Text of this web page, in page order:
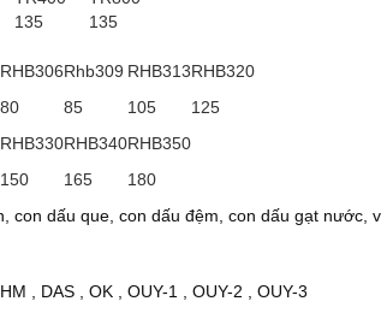
135
135
RHB306Rhb309 RHB313RHB320
80 85 105
125
RHB330RHB340RHB350
150 165
180
con dấu que, con dấu đệm, con dấu gạt
DAS OK OUY-1 OUY-2
OUY-3